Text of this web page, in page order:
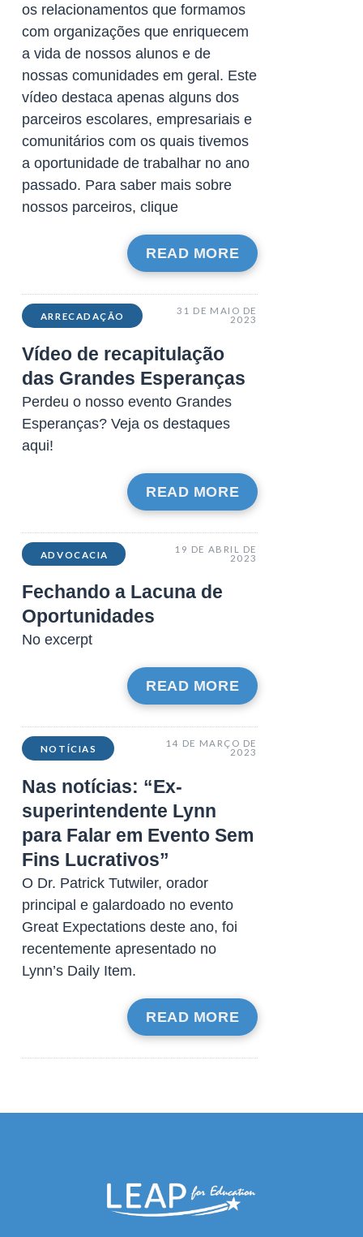
os relacionamentos que formamos
com organizações que enriquecem
a vida de nossos alunos e de
nossas comunidades em geral. Este
vídeo destaca apenas alguns dos
parceiros escolares, empresariais e
comunitários com os quais tivemos
a oportunidade de trabalhar no ano
passado. Para saber mais sobre
nossos parceiros, clique
READ MORE
ARRECADAÇÃO
31 DE MAIO DE
2023
Vídeo de recapitulação
das Grandes Esperanças
Perdeu o nosso evento Grandes
Esperanças? Veja os destaques
aqui!
READ MORE
ADVOCACIA
19 DE ABRIL DE
2023
Fechando a Lacuna de
Oportunidades
No excerpt
READ MORE
NOTÍCIAS
14 DE MARÇO DE
2023
Nas notícias: “Ex-
superintendente Lynn
para Falar em Evento Sem
Fins Lucrativos”
O Dr. Patrick Tutwiler, orador
principal e galardoado no evento
Great Expectations deste ano, foi
recentemente apresentado no
Lynn’s Daily Item.
READ MORE